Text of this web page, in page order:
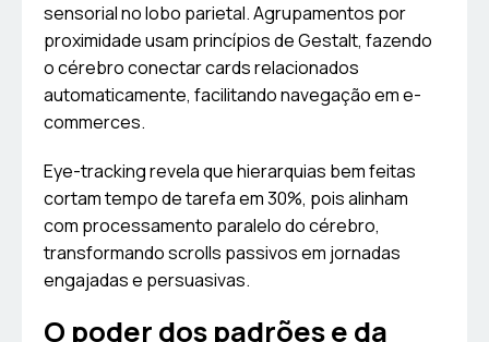
sensorial no lobo parietal. Agrupamentos por
proximidade usam princípios de Gestalt, fazendo
o cérebro conectar cards relacionados
automaticamente, facilitando navegação em e-
commerces.
Eye-tracking revela que hierarquias bem feitas
cortam tempo de tarefa em 30%, pois alinham
com processamento paralelo do cérebro,
transformando scrolls passivos em jornadas
engajadas e persuasivas.
O poder dos padrões e da